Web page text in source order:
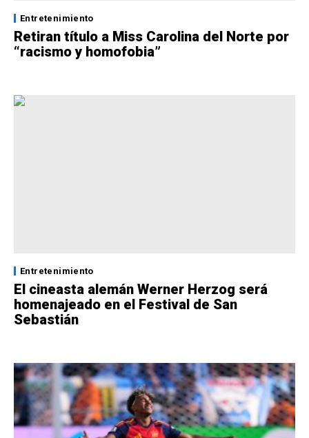
Entretenimiento
Retiran título a Miss Carolina del Norte por
“racismo y homofobia”
Entretenimiento
El cineasta alemán Werner Herzog será
homenajeado en el Festival de San
Sebastián